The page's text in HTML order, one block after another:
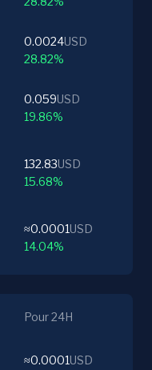
0.0024USD
28.82%
0.059USD
19.86%
132.83USD
15.68%
≈0.0001USD
14.04%
Pour 24H
≈0.0001USD